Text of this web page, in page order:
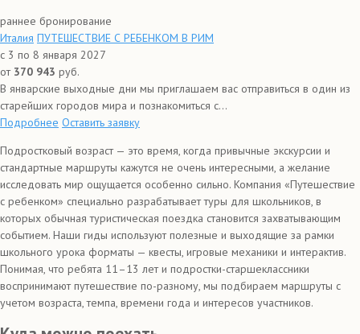
раннее бронирование
Италия ПУТЕШЕСТВИЕ С РЕБЕНКОМ В РИМ
с 3 по 8 января 2027
от 370 943 руб.
В январские выходные дни мы приглашаем вас отправиться в один из
старейших городов мира и познакомиться с...
Подробнее Оставить заявку
Подростковый возраст — это время, когда привычные экскурсии и
стандартные маршруты кажутся не очень интересными, а желание
исследовать мир ощущается особенно сильно. Компания «Путешествие
с ребенком» специально разрабатывает туры для школьников, в
которых обычная туристическая поездка становится захватывающим
событием. Наши гиды используют полезные и выходящие за рамки
школьного урока форматы — квесты, игровые механики и интерактив.
Понимая, что ребята 11–13 лет и подростки-старшеклассники
воспринимают путешествие по-разному, мы подбираем маршруты с
учетом возраста, темпа, времени года и интересов участников.